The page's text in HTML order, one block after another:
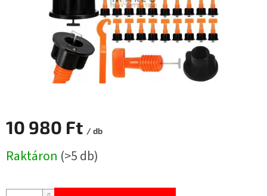
10 980 Ft / db
Raktáron (>5 db)